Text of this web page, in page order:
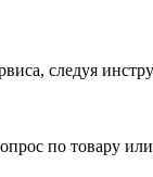
следуя
по товару или